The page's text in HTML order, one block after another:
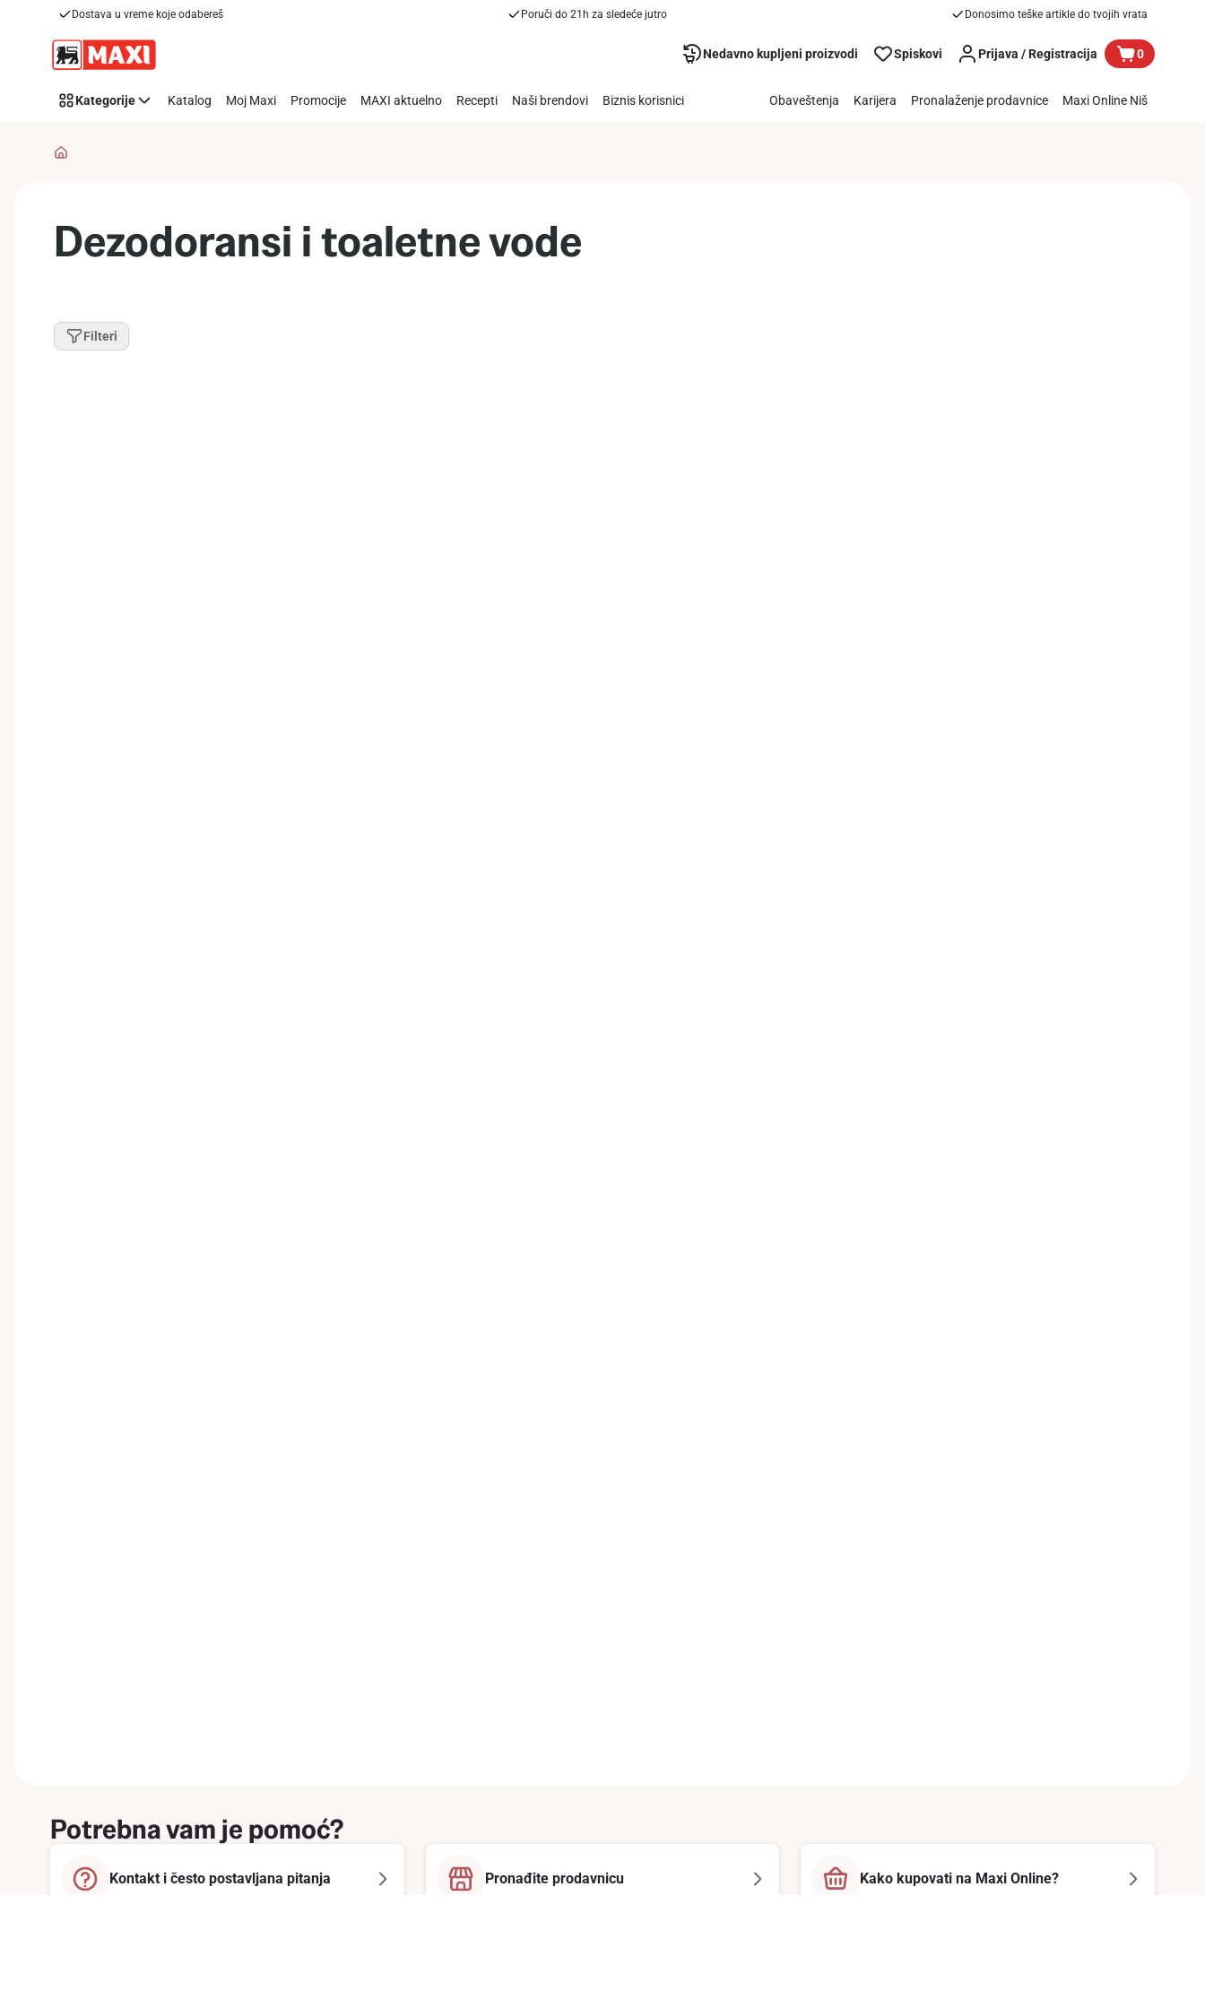
Dostava u vreme koje odabereš Poruči do 21h za sledeće jutro Donosimo teške artikle do tvojih vrata
Nedavno kupljeni proizvodi Spiskovi Prijava / Registracija 0
Kategorije Katalog Moj Maxi Promocije MAXI aktuelno Recepti Naši brendovi Biznis korisnici Obaveštenja Karijera Pronalaženje prodavnice Maxi Online Niš
Dezodoransi i toaletne vode
Filteri
Potrebna vam je pomoć?
Kontakt i često postavljana pitanja Pronađite prodavnicu Kako kupovati na Maxi Online?